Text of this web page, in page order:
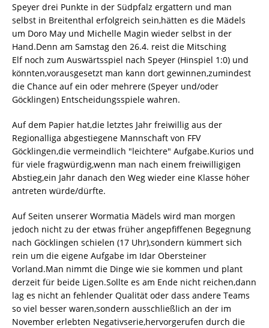
Speyer drei Punkte in der Südpfalz ergattern und man
selbst in Breitenthal erfolgreich sein,hätten es die Mädels
um Doro May und Michelle Magin wieder selbst in der
Hand.Denn am Samstag den 26.4. reist die Mitsching
Elf noch zum Auswärtsspiel nach Speyer (Hinspiel 1:0) und
könnten,vorausgesetzt man kann dort gewinnen,zumindest
die Chance auf ein oder mehrere (Speyer und/oder
Göcklingen) Entscheidungsspiele wahren.
Auf dem Papier hat,die letztes Jahr freiwillig aus der
Regionalliga abgestiegene Mannschaft von FFV
Göcklingen,die vermeindlich "leichtere" Aufgabe.Kurios und
für viele fragwürdig,wenn man nach einem freiwilligigen
Abstieg,ein Jahr danach den Weg wieder eine Klasse höher
antreten würde/dürfte.
Auf Seiten unserer Wormatia Mädels wird man morgen
jedoch nicht zu der etwas früher angepfiffenen Begegnung
nach Göcklingen schielen (17 Uhr),sondern kümmert sich
rein um die eigene Aufgabe im Idar Obersteiner
Vorland.Man nimmt die Dinge wie sie kommen und plant
derzeit für beide Ligen.Sollte es am Ende nicht reichen,dann
lag es nicht an fehlender Qualität oder dass andere Teams
so viel besser waren,sondern ausschließlich an der im
November erlebten Negativserie,hervorgerufen durch die